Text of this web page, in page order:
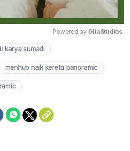
Powered by GliaStudios
karya sumadi
menhub naik kereta panoramic